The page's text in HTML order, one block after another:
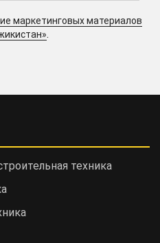
маркетинговых материалов
.
техника